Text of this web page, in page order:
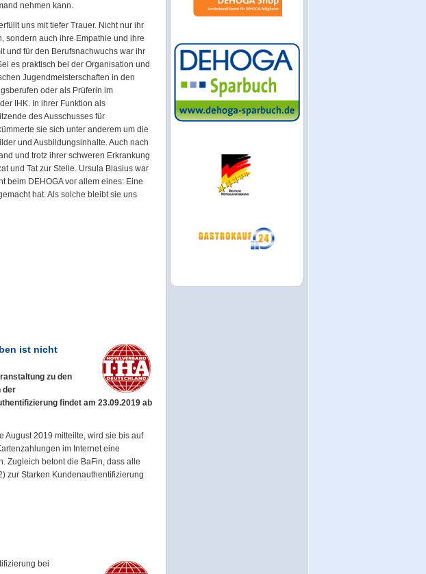
nehmen kann.
uns mit tiefer Trauer. Nicht nur ihr
sondern auch ihre Empathie und ihre
und für den Berufsnachwuchs war ihr
es praktisch bei der Organisation und
Jugendmeisterschaften in den
oder als Prüferin im
IHK. In ihrer Funktion als
des Ausschusses für
sie sich unter anderem um die
und Ausbildungsinhalte. Auch nach
und trotz ihrer schweren Erkrankung
und Tat zur Stelle. Ursula Blasius war
beim DEHOGA vor allem eines: Eine
hat. Als solche bleibt sie uns
ist nicht
zu den
der
findet am 23.09.2019 ab
August 2019 mitteilte, wird sie bis auf
im Internet eine
Zugleich betont die BaFin, dass alle
zur Starken Kundenauthentifizierung
bei